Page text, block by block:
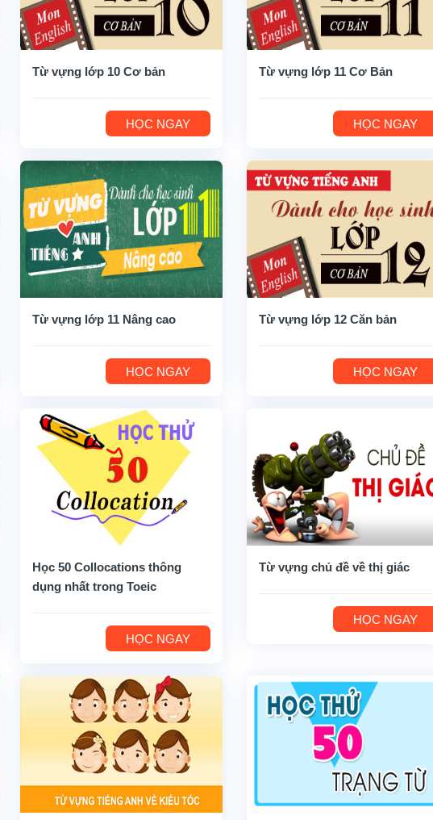
Từ vựng lớp 10 Cơ bản
HỌC NGAY
Từ vựng lớp 11 Cơ Bản
HỌC NGAY
Từ vựng lớp 11 Nâng cao
HỌC NGAY
Từ vựng lớp 12 Căn bản
HỌC NGAY
Học 50 Collocations thông
dụng nhất trong Toeic
HỌC NGAY
Từ vựng chủ đề về thị giác
HỌC NGAY